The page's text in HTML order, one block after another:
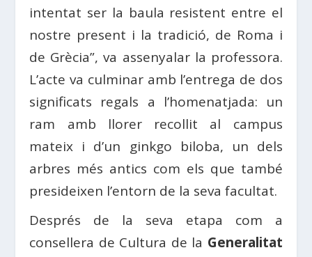
intentat ser la baula resistent entre el
nostre present i la tradició, de Roma i
de Grècia”, va assenyalar la professora.
L’acte va culminar amb l’entrega de dos
significats regals a l’homenatjada: un
ram amb llorer recollit al campus
mateix i d’un ginkgo biloba, un dels
arbres més antics com els que també
presideixen l’entorn de la seva facultat.
Després de la seva etapa com a
consellera de Cultura de la Generalitat